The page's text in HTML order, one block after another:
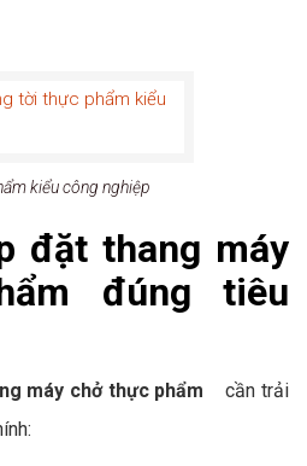
kiểu công nghiệp
đặt thang máy
đúng tiêu
máy chở thực phẩm cần trải